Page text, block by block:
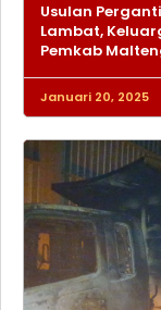
Usulan
Lambat,
Pemkab
Januari 20, 2025